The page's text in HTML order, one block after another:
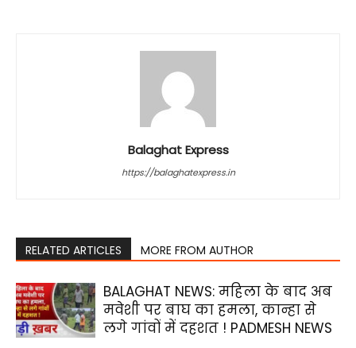
Balaghat Express
https://balaghatexpress.in
RELATED ARTICLES MORE FROM AUTHOR
BALAGHAT NEWS: महिला के बाद अब
मवेशी पर बाघ का हमला, कान्हा से
लगे गांवों में दहशत ! PADMESH NEWS